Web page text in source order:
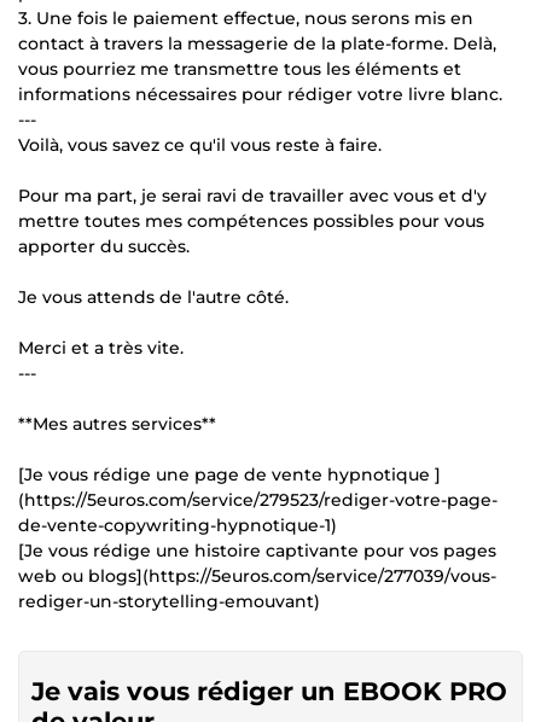
3. Une fois le paiement effectue, nous serons mis en
contact à travers la messagerie de la plate-forme. Delà,
vous pourriez me transmettre tous les éléments et
informations nécessaires pour rédiger votre livre blanc.
---
Voilà, vous savez ce qu'il vous reste à faire.
Pour ma part, je serai ravi de travailler avec vous et d'y
mettre toutes mes compétences possibles pour vous
apporter du succès.
Je vous attends de l'autre côté.
Merci et a très vite.
---
**Mes autres services**
[Je vous rédige une page de vente hypnotique ]
(https://5euros.com/service/279523/rediger-votre-page-
de-vente-copywriting-hypnotique-1)
[Je vous rédige une histoire captivante pour vos pages
web ou blogs](https://5euros.com/service/277039/vous-
rediger-un-storytelling-emouvant)
Je vais vous rédiger un EBOOK PRO